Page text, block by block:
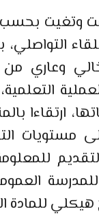
وتغيت
خالي
ارتقاءا
مستويات
للمعلومة
للمادة